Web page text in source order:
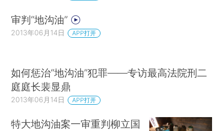
审判“地沟油”
2013年06月14日 APP打开
如何惩治“地沟油”犯罪——专访最高法院刑二
庭庭长裴显鼎
2013年06月14日 APP打开
特大地沟油案一审重判柳立国